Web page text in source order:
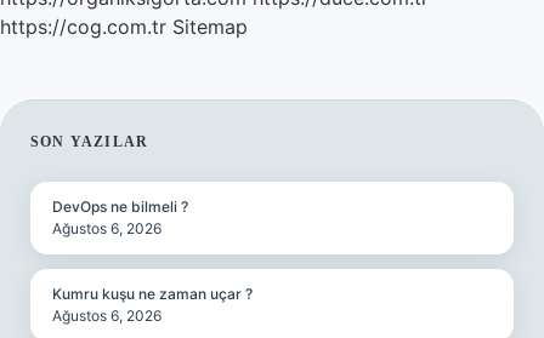
https://cog.com.tr Sitemap
SIDEBAR
SON YAZILAR
DevOps ne bilmeli ?
Ağustos 6, 2026
Kumru kuşu ne zaman uçar ?
Ağustos 6, 2026